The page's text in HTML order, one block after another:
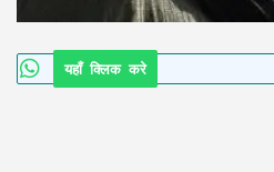
यहाँ क्लिक करे